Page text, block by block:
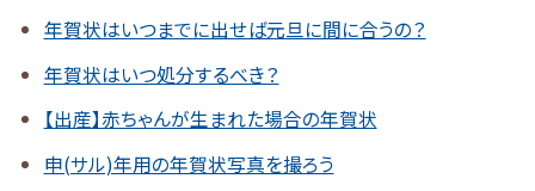
年賀状はいつまでに出せば元旦に間に合うの？
年賀状はいつ処分するべき？
【出産】赤ちゃんが生まれた場合の年賀状
申(サル)年用の年賀状写真を撮ろう